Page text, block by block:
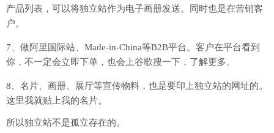
产品列表，可以将独立站作为电子画册发送。同时也是在营销客
户。
7、做阿里国际站、 Made-in-China等B2B平台。客户在平台看到
你，不一定会立即下单，也会上谷歌搜一下，了解更多。
8、名片、画册、展厅等宣传物料，也是要印上独立站的网址的。
这里我就贴上我的名片。
所以独立站不是孤立存在的。